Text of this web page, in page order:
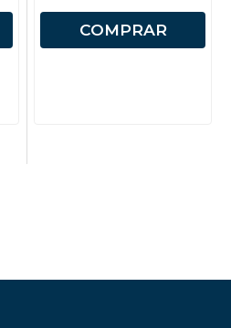
COMPRAR